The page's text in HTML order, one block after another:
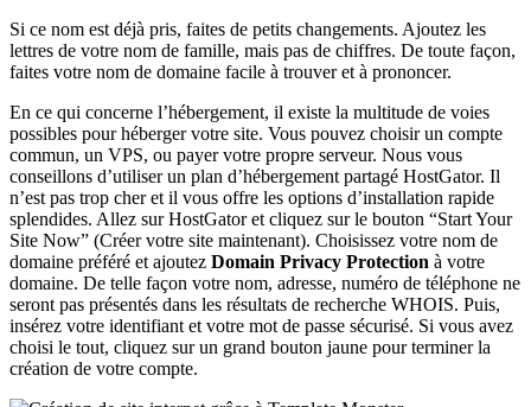
Si ce nom est déjà pris, faites de petits changements. Ajoutez les
lettres de votre nom de famille, mais pas de chiffres. De toute façon,
faites votre nom de domaine facile à trouver et à prononcer.
En ce qui concerne l’hébergement, il existe la multitude de voies
possibles pour héberger votre site. Vous pouvez choisir un compte
commun, un VPS, ou payer votre propre serveur. Nous vous
conseillons d’utiliser un plan d’hébergement partagé HostGator. Il
n’est pas trop cher et il vous offre les options d’installation rapide
splendides. Allez sur HostGator et cliquez sur le bouton “Start Your
Site Now” (Créer votre site maintenant). Choisissez votre nom de
domaine préféré et ajoutez Domain Privacy Protection à votre
domaine. De telle façon votre nom, adresse, numéro de téléphone ne
seront pas présentés dans les résultats de recherche WHOIS. Puis,
insérez votre identifiant et votre mot de passe sécurisé. Si vous avez
choisi le tout, cliquez sur un grand bouton jaune pour terminer la
création de votre compte.